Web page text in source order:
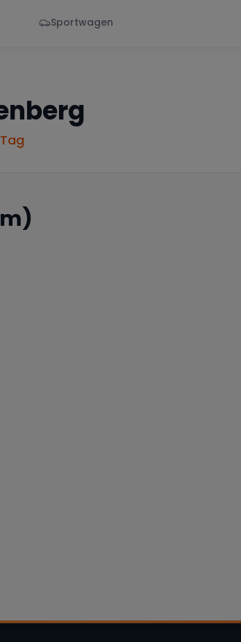
Sportwagen